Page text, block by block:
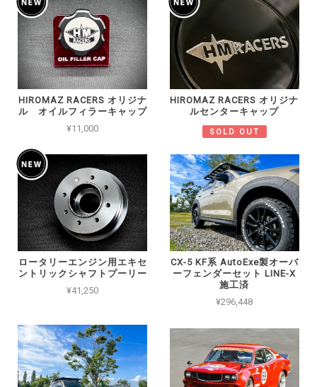
HIROMAZ RACERS オリジナ
ル オイルフィラーキャップ
¥11,000
HIROMAZ RACERS オリジナ
ルセンターキャップ
SOLD OUT
ロータリーエンジン用エキセ
ントリックシャフトプーリー
¥41,250
CX-5 KF系 AutoExe製オーバ
ーフェンダーセット LINE-X
施工済
¥296,448